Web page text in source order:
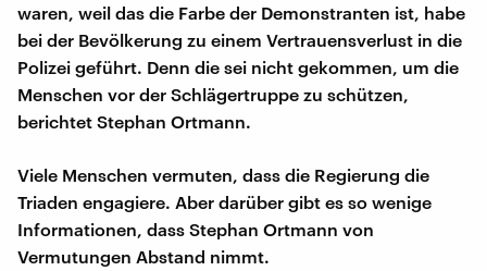
waren, weil das die Farbe der Demonstranten ist, habe
bei der Bevölkerung zu einem Vertrauensverlust in die
Polizei geführt. Denn die sei nicht gekommen, um die
Menschen vor der Schlägertruppe zu schützen,
berichtet Stephan Ortmann.
Viele Menschen vermuten, dass die Regierung die
Triaden engagiere. Aber darüber gibt es so wenige
Informationen, dass Stephan Ortmann von
Vermutungen Abstand nimmt.